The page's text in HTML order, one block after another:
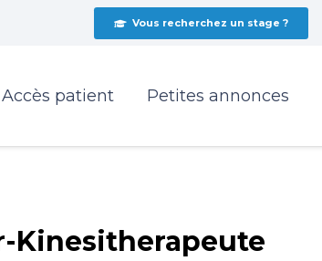
Vous recherchez un stage ?
Accès patient Petites annonces
Kinesitherapeute